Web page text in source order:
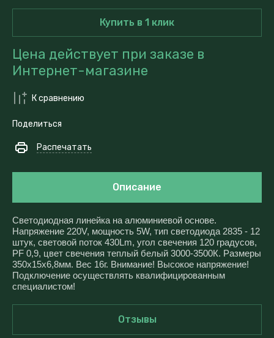
Купить в 1 клик
Цена действует при заказе в
Интернет-магазине
К сравнению
Поделиться
Распечатать
Описание
Светодиодная линейка на алюминиевой основе.
Напряжение 220V, мощность 5W, тип светодиода 2835 - 12
штук, световой поток 430Lm, угол свечения 120 градусов,
PF 0,9, цвет свечения теплый белый 3000-3500К. Размеры
350x15x6,8мм. Вес 16г. Внимание! Высокое напряжение!
Подключение осуществлять квалифицированным
специалистом!
Отзывы